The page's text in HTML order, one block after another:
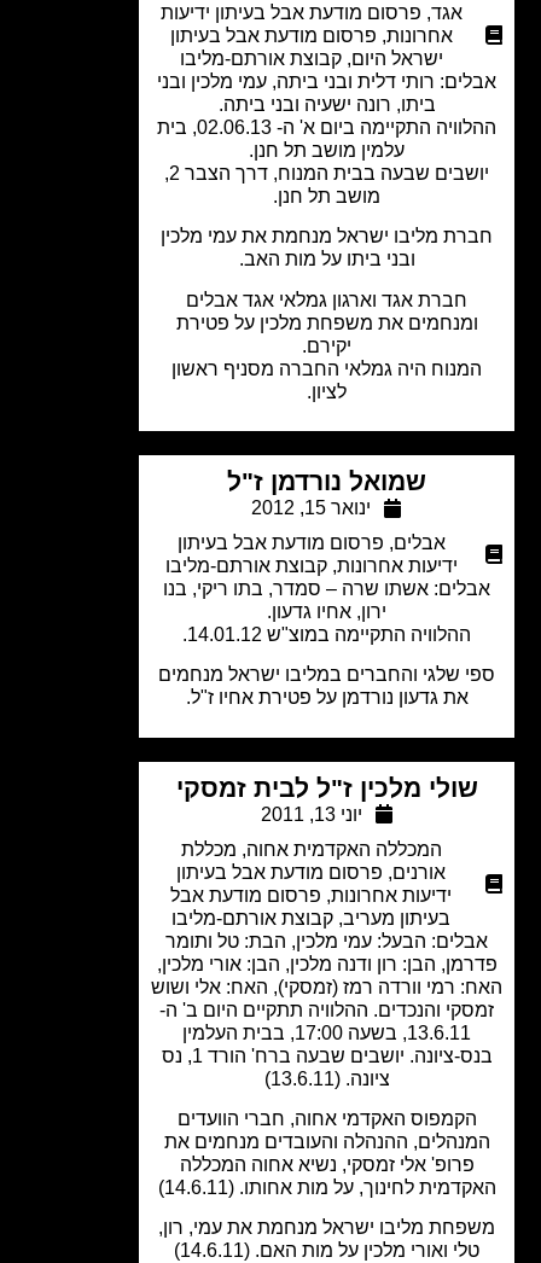
פרסום מודעת אבל בעיתון ידיעות
אחרונות,פרסום מודעת אבל בעיתון
ישראל היום,קבוצת אורתם-מליבו
רותי דלית ובני ביתה, עמי מלכין ובני
ביתו, רונה ישעיה ובני ביתה.
ההלוויה התקיימה ביום א' ה- 02.06.13, בית
עלמין מושב תל חנן.
יושבים שבעה בבית המנוח, דרך הצבר 2,
מושב תל חנן.
מליבו ישראל מנחמת את עמי מלכין
ובני ביתו על מות האב.
חברת אגד וארגון גמלאי אגד אבלים
ומנחמים את משפחת מלכין על פטירת
היה גמלאי החברה מסניף ראשון
שמואל נורדמן ז"ל
ינואר 15, 2012
אבלים
פרסום מודעת אבל בעיתון
ידיעות אחרונות,קבוצת אורתם-מליבו
אשתו שרה – סמדר, בתו ריקי, בנו
ירון, אחיו גדעון.
ההלוויה התקיימה במוצ"ש 14.01.12.
שלגי והחברים במליבו ישראל מנחמים
את גדעון נורדמן על פטירת אחיו ז"ל.
שולי מלכין ז"ל לבית זמסקי
המכללה האקדמית אחוה,מכללת
אורנים
פרסום מודעת אבל בעיתון
ידיעות אחרונות,פרסום מודעת אבל
בעיתון מעריב, קבוצת אורתם-מליבו
הבעל: עמי מלכין, הבת: טל ותומר
הבן: רון ודנה מלכין, הבן: אורי מלכין,
רמי וורדה רמז (זמסקי), האח: אלי ושוש
והנכדים. ההלוויה תתקיים היום ב' ה-
13.6.11, בשעה 17:00, בבית העלמין
בנס-ציונה. יושבים שבעה ברח' הורד 1, נס
הקמפוס האקדמי אחוה, חברי הוועדים
ההנהלה והעובדים מנחמים את
פרופ' אלי זמסקי, נשיא אחוה המכללה
לחינוך, על מות אחותו. (14.6.11)
מליבו ישראל מנחמת את עמי, רון,
ואורי מלכין על מות האם. (14.6.11)